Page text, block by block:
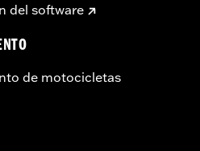
del software
de motocicletas